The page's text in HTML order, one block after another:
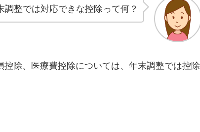
調整では対応できな控除って何？
除、医療費控除については、年末調整では控除